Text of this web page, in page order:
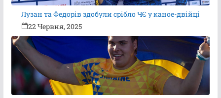
Лузан та Федорів здобули срібло ЧЄ у каное-двійці
22 Червня, 2025